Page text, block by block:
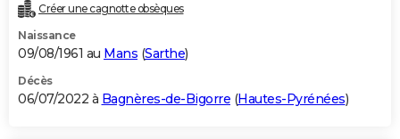
Créer une cagnotte obsèques
Naissance
09/08/1961 au Mans (Sarthe)
Décès
06/07/2022 à Bagnères-de-Bigorre (Hautes-Pyrénées)